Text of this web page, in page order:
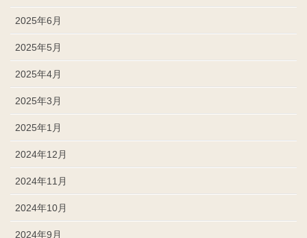
2025年6月
2025年5月
2025年4月
2025年3月
2025年1月
2024年12月
2024年11月
2024年10月
2024年9月